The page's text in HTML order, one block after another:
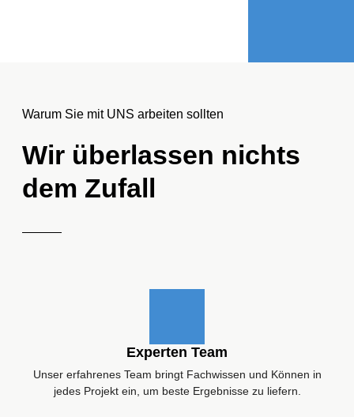
Warum Sie mit UNS arbeiten sollten
Wir überlassen nichts
dem Zufall
Experten Team
Unser erfahrenes Team bringt Fachwissen und Können in
jedes Projekt ein, um beste Ergebnisse zu liefern.